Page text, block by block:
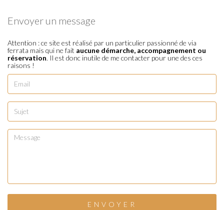
Envoyer un message
Attention : ce site est réalisé par un particulier passionné de via
ferrata mais qui ne fait aucune démarche, accompagnement ou
réservation. Il est donc inutile de me contacter pour une des ces
raisons !